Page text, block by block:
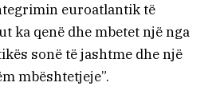
euroatlantik të
ka qenë dhe mbetet një nga
sonë të jashtme dhe një
mbështetjeje”.